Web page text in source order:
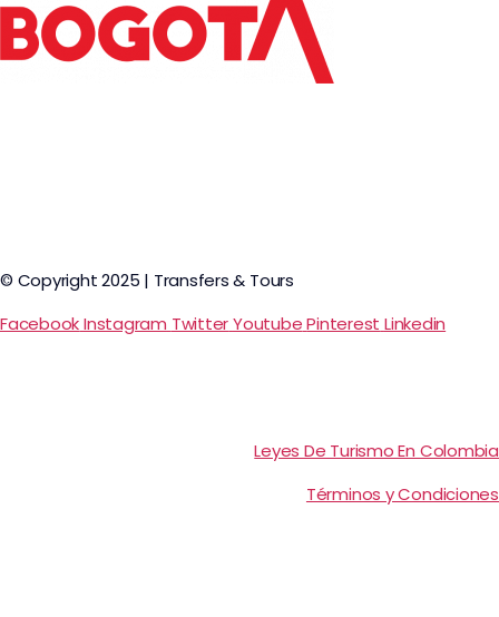
© Copyright 2025 | Transfers & Tours
FacebookInstagram TwitterYoutubePinterest Linkedin
Leyes De Turismo En Colombia
Términos y Condiciones